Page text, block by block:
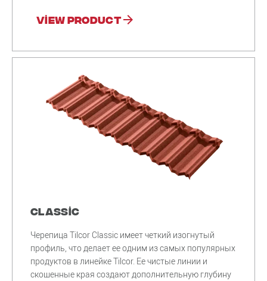
View product
Classic
Черепица Tilcor Classic имеет четкий изогнутый
профиль, что делает ее одним из самых популярных
продуктов в линейке Tilcor. Ее чистые линии и
скошенные края создают дополнительную глубину